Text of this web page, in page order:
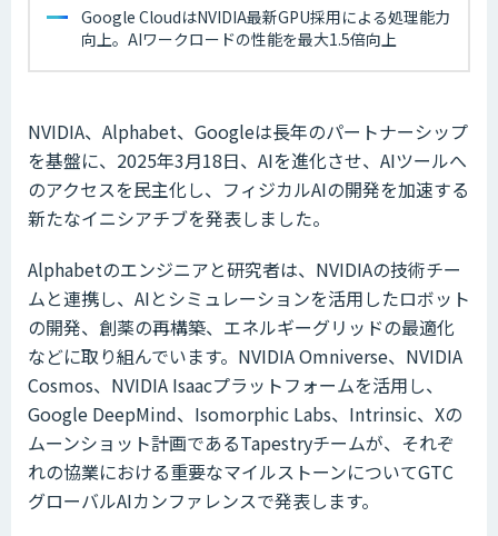
Google CloudはNVIDIA最新GPU採用による処理能力
向上。AIワークロードの性能を最大1.5倍向上
NVIDIA、Alphabet、Googleは長年のパートナーシップ
を基盤に、2025年3月18日、AIを進化させ、AIツールへ
のアクセスを民主化し、フィジカルAIの開発を加速する
新たなイニシアチブを発表しました。
Alphabetのエンジニアと研究者は、NVIDIAの技術チー
ムと連携し、AIとシミュレーションを活用したロボット
の開発、創薬の再構築、エネルギーグリッドの最適化
などに取り組んでいます。NVIDIA Omniverse、NVIDIA
Cosmos、NVIDIA Isaacプラットフォームを活用し、
Google DeepMind、Isomorphic Labs、Intrinsic、Xの
ムーンショット計画であるTapestryチームが、それぞ
れの協業における重要なマイルストーンについてGTC
グローバルAIカンファレンスで発表します。